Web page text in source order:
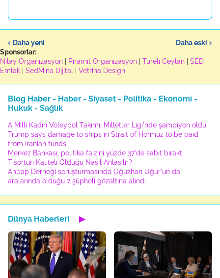
Daha yeni
Daha eski
Sponsorlar:
Nilay Organizasyon
Piramit Organizasyon Türeli Ceylan
SED
Emlak
SedMina Dijital Vetrina Design
Blog Haber - Haber - Siyaset - Politika - Ekonomi -
Hukuk - Sağlık
A Milli Kadın Voleybol Takımı, Milletler Ligi'nde şampiyon oldu
Trump says damage to ships in Strait of Hormuz to be paid
from Iranian funds
Merkez Bankası, politika faizini yüzde 37'de sabit bıraktı
Tişörtün Kaliteli Olduğu Nasıl Anlaşılır?
Ahbap Derneği soruşturmasında Oğuzhan Uğur'un da
aralarında olduğu 7 şüpheli gözaltına alındı
Dünya Haberleri ▶